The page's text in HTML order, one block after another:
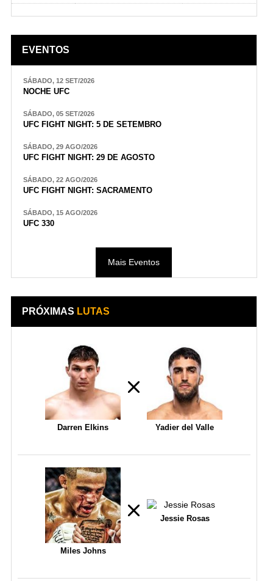
EVENTOS
SÁBADO, 12 SET/2026
NOCHE UFC
SÁBADO, 05 SET/2026
UFC FIGHT NIGHT: 5 DE SETEMBRO
SÁBADO, 29 AGO/2026
UFC FIGHT NIGHT: 29 DE AGOSTO
SÁBADO, 22 AGO/2026
UFC FIGHT NIGHT: SACRAMENTO
SÁBADO, 15 AGO/2026
UFC 330
Mais Eventos
PRÓXIMAS LUTAS
Darren Elkins Yadier del Valle
Miles Johns
Jessie Rosas